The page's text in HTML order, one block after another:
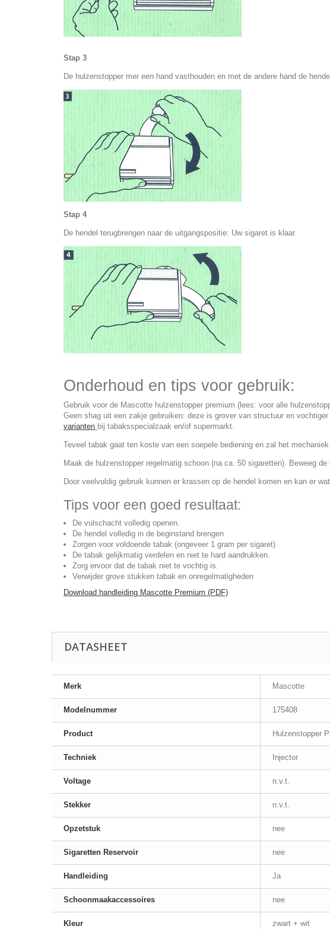
Stap 3
De hulzenstopper mer een hand vasthouden en met de andere hand de
Stap 4
De hendel terugbrengen naar de uitgangspositie: Uw sigaret is klaar.
Onderhoud en tips voor gebruik:
Gebruik voor de Mascotte hulzenstopper premium (lees: voor alle
Geen shag uit een zakje gebruiken: deze is grover van structuur en
varianten bij tabaksspecialzaak en/of supermarkt.
Teveel tabak gaat ten koste van een soepele bediening en zal het
Maak de hulzenstopper regelmatig schoon (na ca. 50 sigaretten). Beweeg
Door veelvuldig gebruik kunnen er krassen op de hendel komen en kan er
Tips voor een goed resultaat:
De vulschacht volledig openen.
De hendel volledig in de beginstand brengen
Zorgen voor voldoende tabak (ongeveer 1 gram per sigaret)
De tabak gelijkmatig verdelen en niet te hard aandrukken.
Zorg ervoor dat de tabak niet te vochtig is.
Verwijder grove stukken tabak en onregelmatigheden
Download handleiding Mascotte Premium (PDF)
DATASHEET
Merk Mascotte
Modelnummer 175408
Product Hulzenstopper
Techniek Injector
Voltage n.v.t.
Stekker n.v.t.
Opzetstuk nee
Sigaretten Reservoir nee
Handleiding Ja
Schoonmaakaccessoires nee
Kleur zwart + wit